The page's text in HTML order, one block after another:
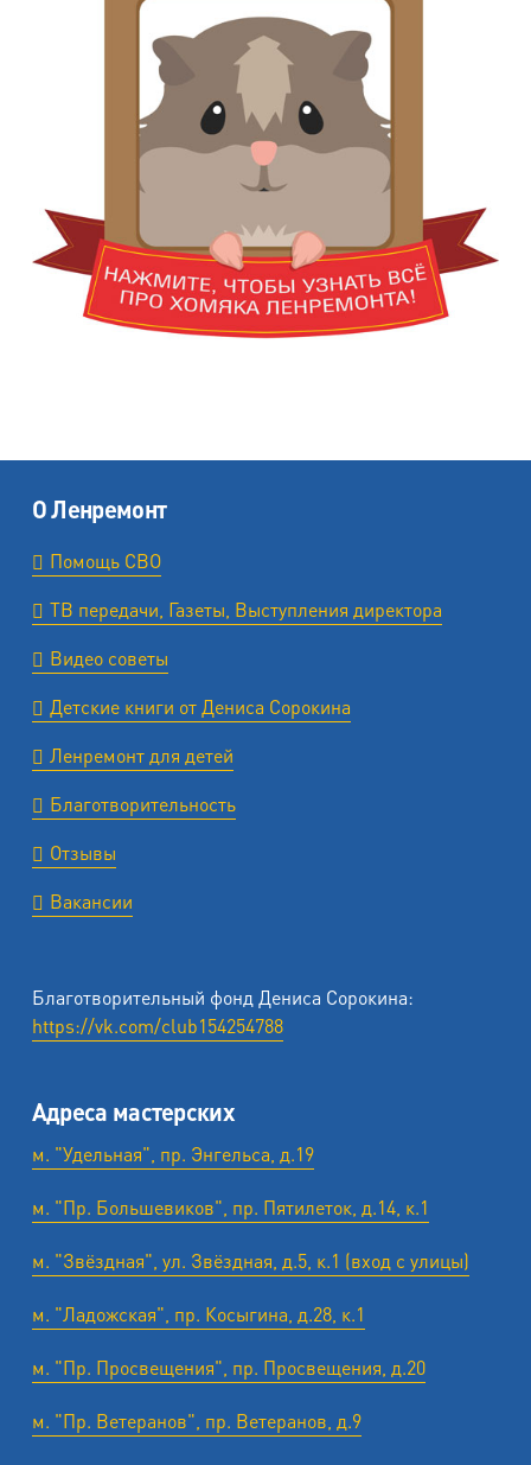
О Ленремонт
Помощь СВО
ТВ передачи, Газеты, Выступления директора
Видео советы
Детские книги от Дениса Сорокина
Ленремонт для детей
Благотворительность
Отзывы
Вакансии
Благотворительный фонд Дениса Сорокина:
https://vk.com/club154254788
Адреса мастерских
м. "Удельная", пр. Энгельса, д.19
м. "Пр. Большевиков", пр. Пятилеток, д.14, к.1
м. "Звёздная", ул. Звёздная, д.5, к.1 (вход с улицы)
м. "Ладожская", пр. Косыгина, д.28, к.1
м. "Пр. Просвещения", пр. Просвещения, д.20
м. "Пр. Ветеранов", пр. Ветеранов, д.9